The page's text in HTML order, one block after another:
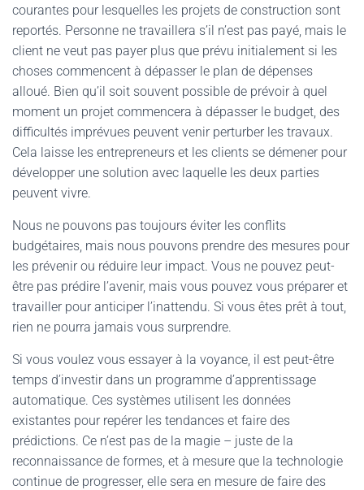
courantes pour lesquelles les projets de construction sont
reportés. Personne ne travaillera s’il n’est pas payé, mais le
client ne veut pas payer plus que prévu initialement si les
choses commencent à dépasser le plan de dépenses
alloué. Bien qu’il soit souvent possible de prévoir à quel
moment un projet commencera à dépasser le budget, des
difficultés imprévues peuvent venir perturber les travaux.
Cela laisse les entrepreneurs et les clients se démener pour
développer une solution avec laquelle les deux parties
peuvent vivre.
Nous ne pouvons pas toujours éviter les conflits
budgétaires, mais nous pouvons prendre des mesures pour
les prévenir ou réduire leur impact. Vous ne pouvez peut-
être pas prédire l’avenir, mais vous pouvez vous préparer et
travailler pour anticiper l’inattendu. Si vous êtes prêt à tout,
rien ne pourra jamais vous surprendre.
Si vous voulez vous essayer à la voyance, il est peut-être
temps d’investir dans un programme d’apprentissage
automatique. Ces systèmes utilisent les données
existantes pour repérer les tendances et faire des
prédictions. Ce n’est pas de la magie – juste de la
reconnaissance de formes, et à mesure que la technologie
continue de progresser, elle sera en mesure de faire des